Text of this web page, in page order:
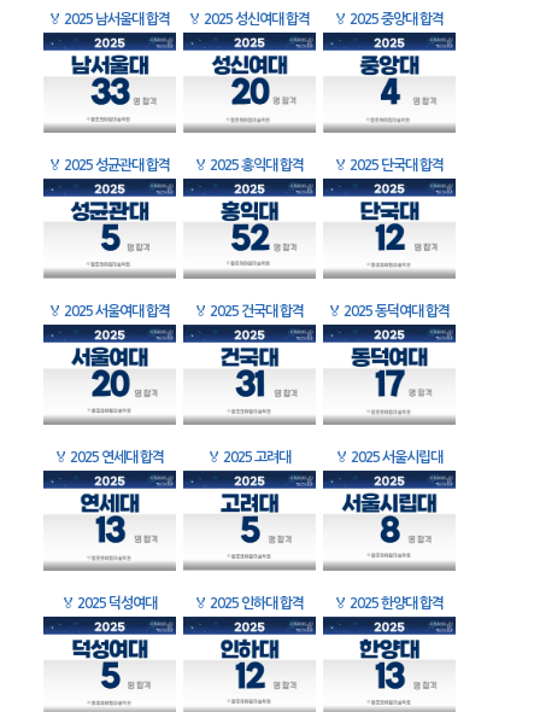
🏅 2025 남서울대 합격 🏅 2025 성신여대 합격 🏅 2025 중앙대 합격
🏅 2025 성균관대 합격 🏅 2025 홍익대 합격 🏅 2025 단국대 합격
🏅 2025 서울여대 합격 🏅 2025 건국대 합격 🏅 2025 동덕여대 합격
🏅 2025 연세대 합격 🏅 2025 고려대 🏅 2025 서울시립대
🏅 2025 덕성여대 🏅 2025 인하대 합격 🏅 2025 한양대 합격